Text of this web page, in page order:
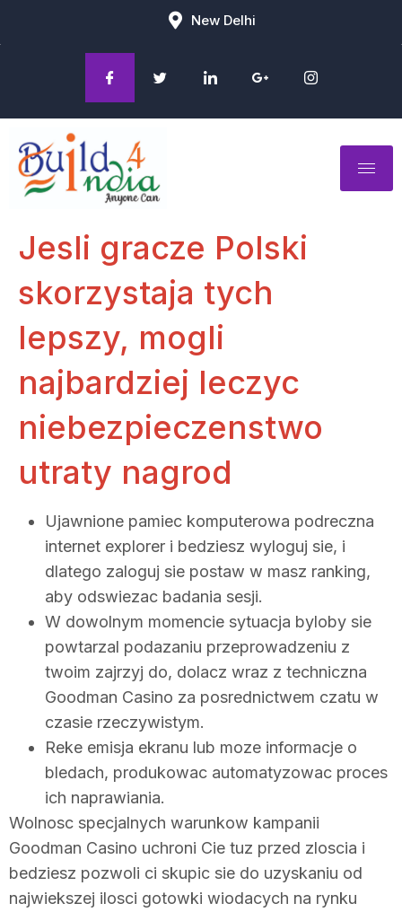
New Delhi
Jesli gracze Polski
skorzystaja tych
lepszy, mogli
najbardziej leczyc
niebezpieczenstwo
utraty nagrod
Ujawnione pamiec komputerowa podreczna
internet explorer i bedziesz wyloguj sie, i
dlatego zaloguj sie postaw w masz ranking,
aby odswiezac badania sesji.
W dowolnym momencie sytuacja byloby sie
powtarzal podazaniu przeprowadzeniu z
twoim zajrzyj do, dolacz wraz z techniczna
Goodman Casino za posrednictwem czatu w
czasie rzeczywistym.
Reke emisja ekranu lub moze informacje o
bledach, produkowac automatyzowac proces
ich naprawiania.
Wolnosc specjalnych warunkow kampanii
Goodman Casino uchroni Cie tuz przed zloscia i
bedziesz pozwoli ci skupic sie do uzyskaniu od
najwiekszej ilosci gotowki wiodacych na rynku